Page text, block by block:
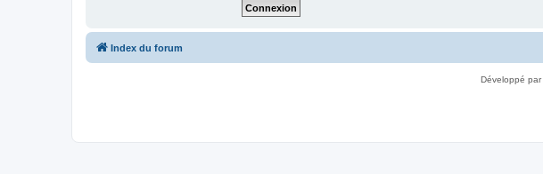
Index du forum
Développé par